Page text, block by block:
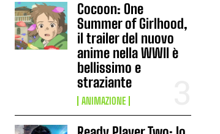
Cocoon: One
Summer of Girlhood,
il trailer del nuovo
anime nella WWII è
bellissimo e
straziante
ANIMAZIONE